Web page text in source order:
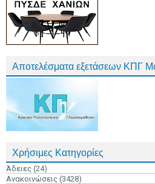
Αποτελέσματα εξετάσεων ΚΠΓ
Χρήσιμες Κατηγορίες
Άδειες (24)
Ανακοινώσεις (3428)